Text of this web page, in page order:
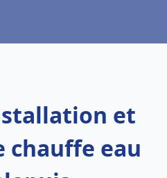
et
chauffe eau